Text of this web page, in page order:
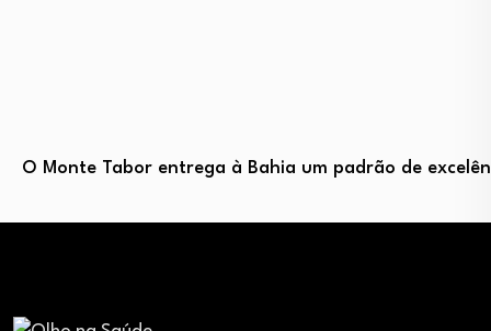
O Monte Tabor entrega à Bahia um padrão de